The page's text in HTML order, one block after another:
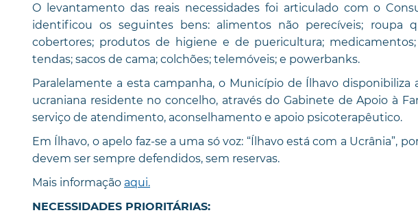
O levantamento das reais necessidades foi articulado com o
identificou os seguintes bens: alimentos não perecíveis; roupa
cobertores; produtos de higiene e de puericultura;
tendas; sacos de cama; colchões; telemóveis; e powerbanks.
Paralelamente a esta campanha, o Município de Ílhavo disponibiliza
ucraniana residente no concelho, através do Gabinete de Apoio à
serviço de atendimento, aconselhamento e apoio psicoterapêutico.
Em Ílhavo, o apelo faz-se a uma só voz: “Ílhavo está com a Ucrânia”,
devem ser sempre defendidos, sem reservas.
Mais informação aqui.
NECESSIDADES PRIORITÁRIAS: